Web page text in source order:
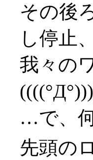
その後
し停止
我々の
…で、
先頭の